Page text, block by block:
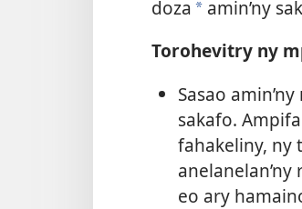
doza a amin’ny
Torohevitry ny
Sasao
sakafo.
fahakeliny, ny
eo ary